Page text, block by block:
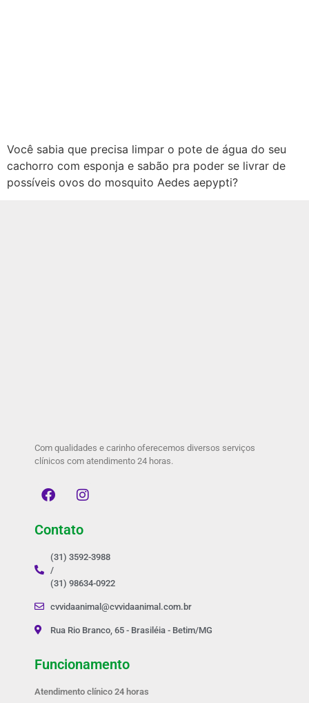
Você sabia que precisa limpar o pote de água do seu
cachorro com esponja e sabão pra poder se livrar de
possíveis ovos do mosquito Aedes aepypti?
Com qualidades e carinho oferecemos diversos serviços
clínicos com atendimento 24 horas.
Contato
(31) 3592-3988
/
(31) 98634-0922
cvvidaanimal@cvvidaanimal.com.br
Rua Rio Branco, 65 - Brasiléia - Betim/MG
Funcionamento
Atendimento clínico 24 horas